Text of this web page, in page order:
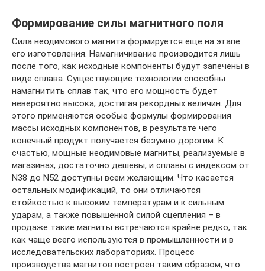
Формирование силы магнитного поля
Сила неодимового магнита формируется еще на этапе
его изготовления. Намагничивание производится лишь
после того, как исходные компоненты будут запечены в
виде сплава. Существующие технологии способны
намагнитить сплав так, что его мощность будет
невероятно высока, достигая рекордных величин. Для
этого применяются особые формулы формирования
массы исходных компонентов, в результате чего
конечный продукт получается безумно дорогим. К
счастью, мощные неодимовые магниты, реализуемые в
магазинах, достаточно дешевы, и сплавы с индексом от
N38 до N52 доступны всем желающим. Что касается
остальных модификаций, то они отличаются
стойкостью к высоким температурам и к сильным
ударам, а также повышенной силой сцепления – в
продаже такие магниты встречаются крайне редко, так
как чаще всего используются в промышленности и в
исследовательских лабораториях. Процесс
производства магнитов построен таким образом, что